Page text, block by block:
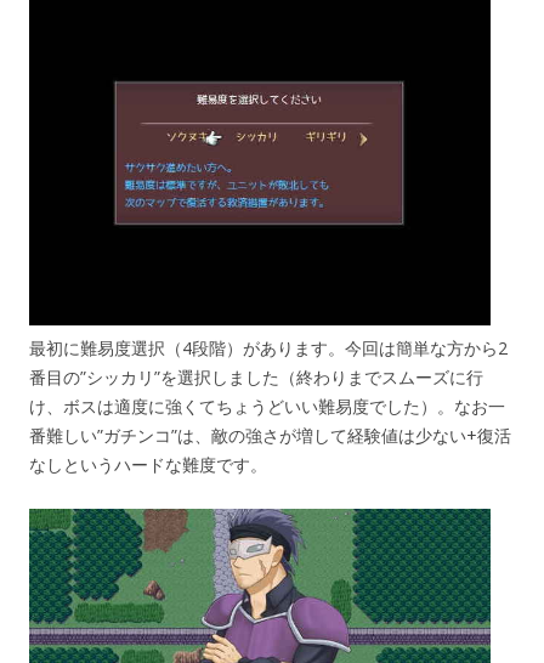
最初に難易度選択（4段階）があります。今回は簡単な方から2
番目の”シッカリ”を選択しました（終わりまでスムーズに行
け、ボスは適度に強くてちょうどいい難易度でした）。なお一
番難しい”ガチンコ”は、敵の強さが増して経験値は少ない+復活
なしというハードな難度です。